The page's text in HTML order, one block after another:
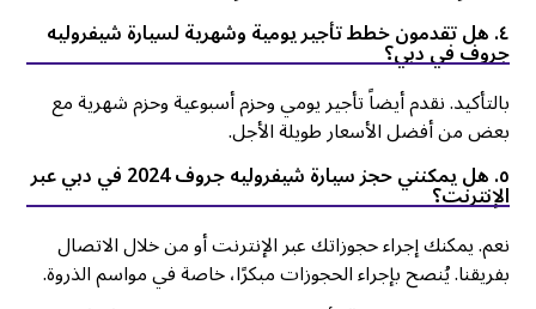
٤. هل تقدمون خطط تأجير يومية وشهرية لسيارة شيفروليه
جروف في دبي؟
بالتأكيد. نقدم أيضاً تأجير يومي وحزم أسبوعية وحزم شهرية مع
بعض من أفضل الأسعار طويلة الأجل.
٥. هل يمكنني حجز سيارة شيفروليه جروف 2024 في دبي عبر
الإنترنت؟
نعم. يمكنك إجراء حجوزاتك عبر الإنترنت أو من خلال الاتصال
بفريقنا. يُنصح بإجراء الحجوزات مبكرًا، خاصة في مواسم الذروة.